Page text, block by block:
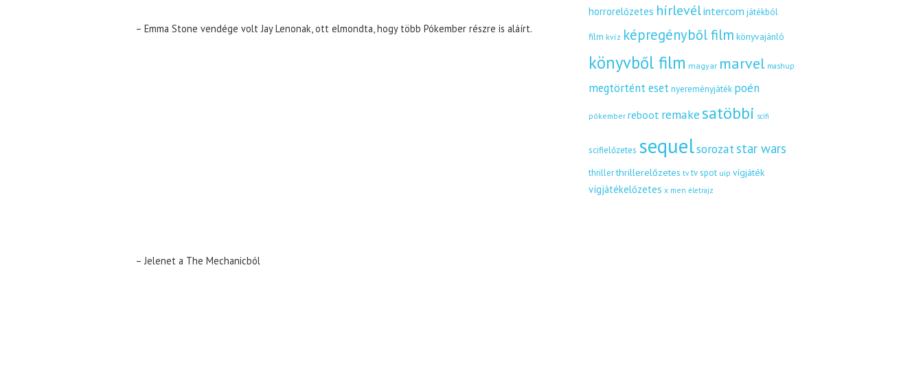
– Emma Stone vendége volt Jay Lenonak, ott elmondta, hogy több Pókember részre is aláírt.
– Jelenet a The Mechanicból
horrorelőzetes hírlevélintercom játékból
film kvíz képregényből film könyvajánló
könyvből film magyar marvel mashup
megtörtént esetnyereményjáték poén
pókember reboot remakesatöbbi scifi
scifielőzetes sequelsorozatstar wars
thrillerthrillerelőzetes tv tv spot uip vígjáték
vígjátékelőzetes x men életrajz